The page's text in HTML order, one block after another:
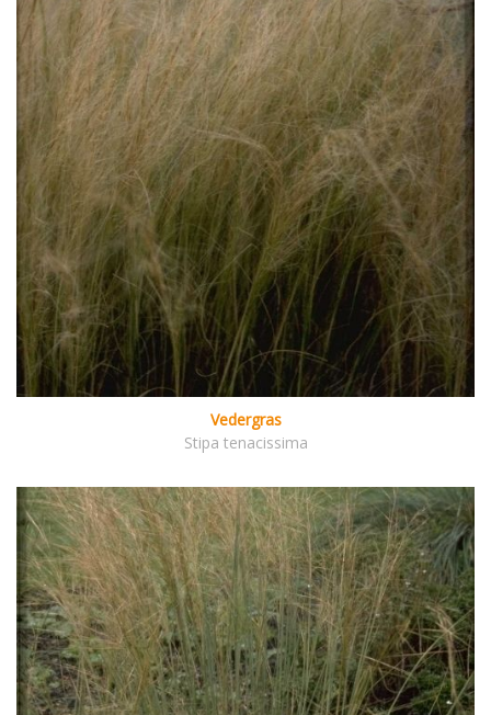
Vedergras
Stipa tenacissima